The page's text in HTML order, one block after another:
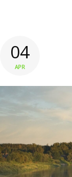
04
APR